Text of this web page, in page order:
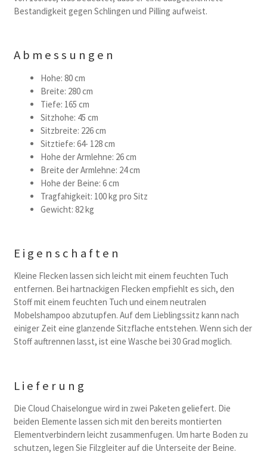
Bestandigkeit gegen Schlingen und Pilling aufweist.
Abmessungen
Hohe: 80 cm
Breite: 280 cm
Tiefe: 165 cm
Sitzhohe: 45 cm
Sitzbreite: 226 cm
Sitztiefe: 64- 128 cm
Hohe der Armlehne: 26 cm
Breite der Armlehne: 24 cm
Hohe der Beine: 6 cm
Tragfahigkeit: 100 kg pro Sitz
Gewicht: 82 kg
Eigenschaften
Kleine Flecken lassen sich leicht mit einem feuchten Tuch
entfernen. Bei hartnackigen Flecken empfiehlt es sich, den
Stoff mit einem feuchten Tuch und einem neutralen
Mobelshampoo abzutupfen. Auf dem Lieblingssitz kann nach
einiger Zeit eine glanzende Sitzflache entstehen. Wenn sich der
Stoff auftrennen lasst, ist eine Wasche bei 30 Grad moglich.
Lieferung
Die Cloud Chaiselongue wird in zwei Paketen geliefert. Die
beiden Elemente lassen sich mit den bereits montierten
Elementverbindern leicht zusammenfugen. Um harte Boden zu
schutzen, legen Sie Filzgleiter auf die Unterseite der Beine.